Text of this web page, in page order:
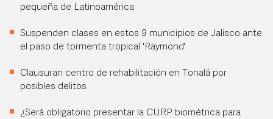
pequeña de Latinoamérica
Suspenden clases en estos 9 municipios de Jalisco ante
el paso de tormenta tropical 'Raymond'
Clausuran centro de rehabilitación en Tonalá por
posibles delitos
¿Será obligatorio presentar la CURP biométrica para